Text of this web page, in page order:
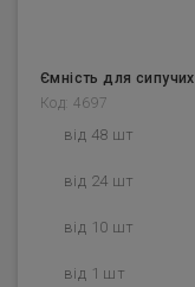
Ємність для
Код: 4697
від 48 шт
від 24 шт
від 10 шт
від 1 шт